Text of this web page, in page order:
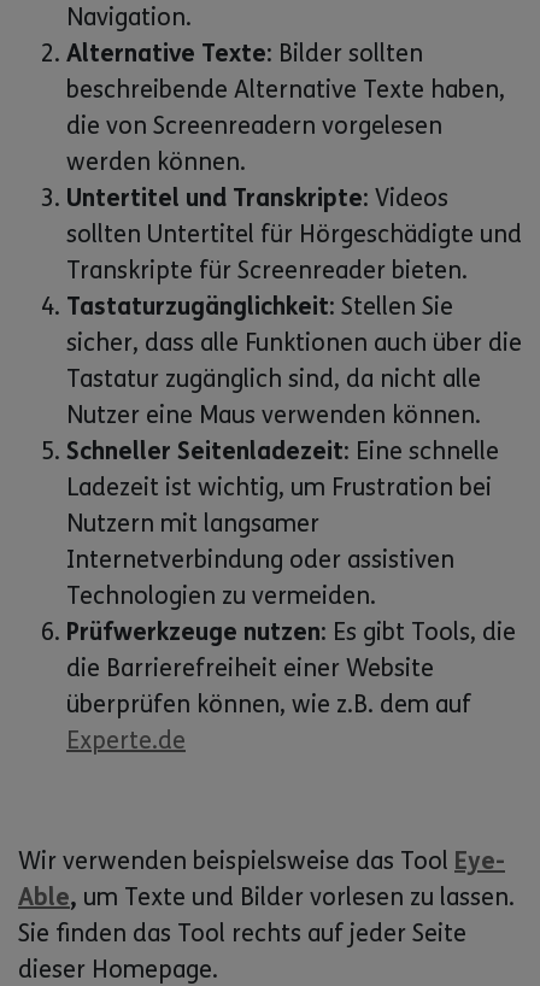
Navigation.
Alternative Texte: Bilder sollten
beschreibende Alternative Texte haben,
die von Screenreadern vorgelesen
werden können.
Untertitel und Transkripte: Videos
sollten Untertitel für Hörgeschädigte und
Transkripte für Screenreader bieten.
Tastaturzugänglichkeit: Stellen Sie
sicher, dass alle Funktionen auch über die
Tastatur zugänglich sind, da nicht alle
Nutzer eine Maus verwenden können.
Schneller Seitenladezeit: Eine schnelle
Ladezeit ist wichtig, um Frustration bei
Nutzern mit langsamer
Internetverbindung oder assistiven
Technologien zu vermeiden.
Prüfwerkzeuge nutzen: Es gibt Tools, die
die Barrierefreiheit einer Website
überprüfen können, wie z.B. dem auf
Experte.de
Wir verwenden beispielsweise das Tool Eye-
Able, um Texte und Bilder vorlesen zu lassen.
Sie finden das Tool rechts auf jeder Seite
dieser Homepage.